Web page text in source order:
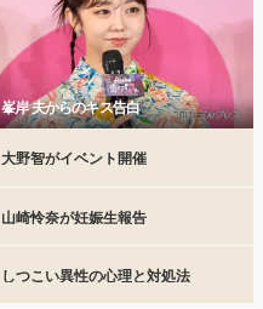
峯岸 夫からのキス告白
大野智がイベント開催
山崎怜奈が妊娠生報告
しつこい異性の心理と対処法